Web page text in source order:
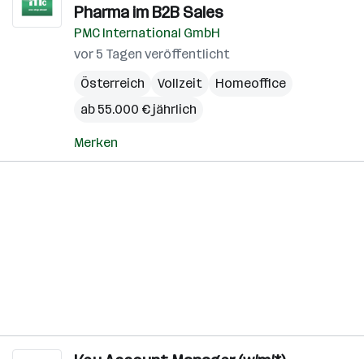
Pharma im B2B Sales
PMC International GmbH
vor 5 Tagen veröffentlicht
Österreich
Vollzeit
Homeoffice
ab 55.000 € jährlich
Merken